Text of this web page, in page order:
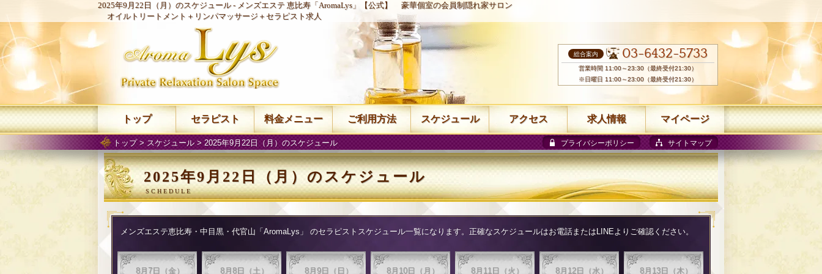
2025年9月22日（月）のスケジュール - メンズエステ 恵比寿「AromaLys」【公式】
豪華個室の会員制隠れ家サロン
オイルトリートメント＋リンパマッサージ＋セラピスト求人
トップ> スケジュール> 2025年9月22日（月）のスケジュール プライバシーポリシー サイトマップ
2025年9月22日（月）のスケジュール
メンズエステ恵比寿・中目黒・代官山「AromaLys」 のセラピストスケジュール一覧になります。正確なスケジュールはお電話またはLINEよりご確認ください。
8月7日（金） 8月8日（土） 8月9日（日） 8月10日（月） 8月11日（火） 8月12日（水） 8月13日（木）
総合案内 03-6432-5733
営業時間 11:00～23:30（最終受付21:30）
※日曜日 11:00～23:00（最終受付21:30）
トップ セラピスト 料金メニュー ご利用方法 スケジュール アクセス 求人情報 マイページ